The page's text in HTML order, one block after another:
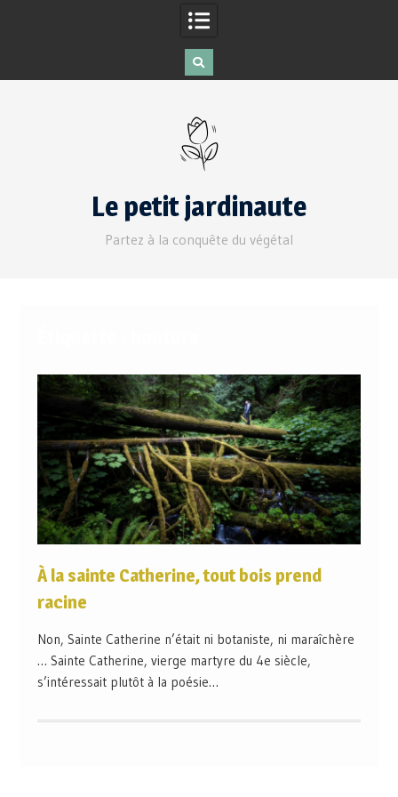
Le petit jardinaute
Partez à la conquête du végétal
À la sainte Catherine, tout bois prend
racine
Non, Sainte Catherine n’était ni botaniste, ni maraîchère
… Sainte Catherine, vierge martyre du 4e siècle,
s’intéressait plutôt à la poésie…